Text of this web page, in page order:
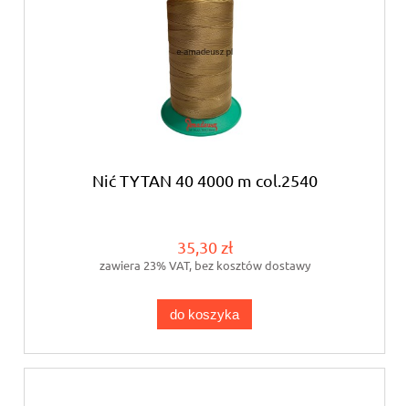
Nić TYTAN 40 4000 m col.2540
35,30 zł
zawiera 23% VAT, bez kosztów dostawy
do koszyka